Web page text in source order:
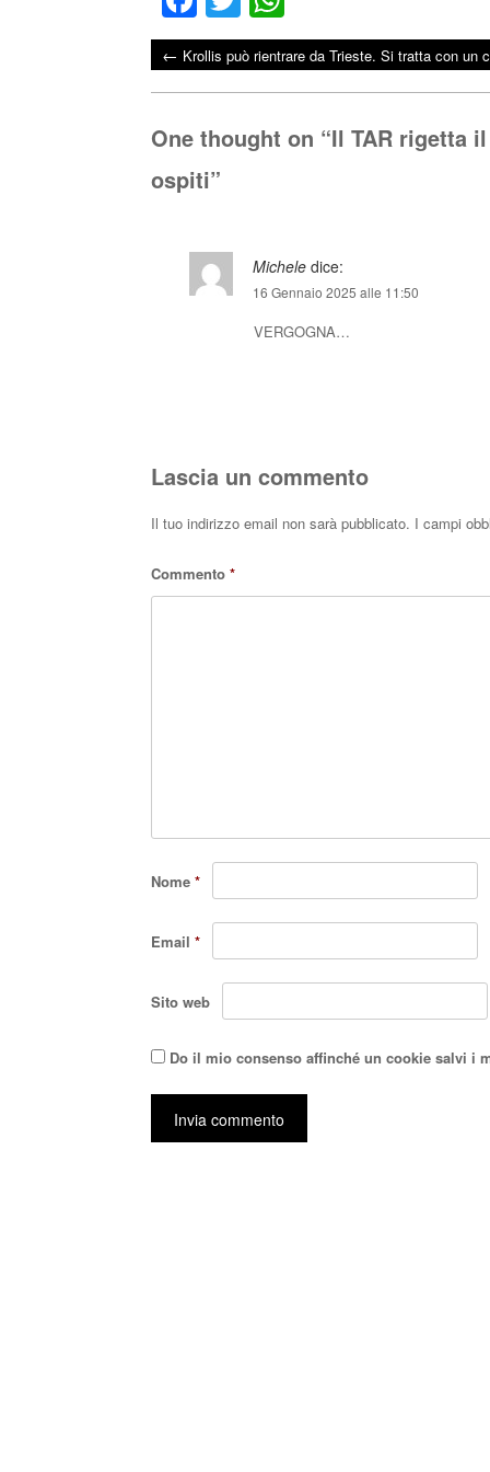
ce
bo
ok
wi
tte
r
ha
ts
A
pp
Post navigation
← Krollis può rientrare da Trieste. Si tratta con un
One thought on “Il TAR rigetta
ospiti”
Michele dice:
16 Gennaio 2025 alle 11:50
VERGOGNA…
Lascia un commento
Il tuo indirizzo email non sarà pubblicato. I campi
Commento *
Nome *
Email *
Sito web
Do il mio consenso affinché un cookie salvi i